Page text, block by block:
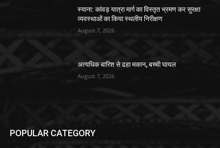
स्याना: कांवड़ यात्रा मार्ग का विस्तृत भ्रमण कर सुरक्षा
व्यवस्थाओं का किया स्थलीय निरीक्षण
August 7, 2026
अत्यधिक बारिश से ढहा मकान, बच्ची घायल
August 7, 2026
POPULAR CATEGORY